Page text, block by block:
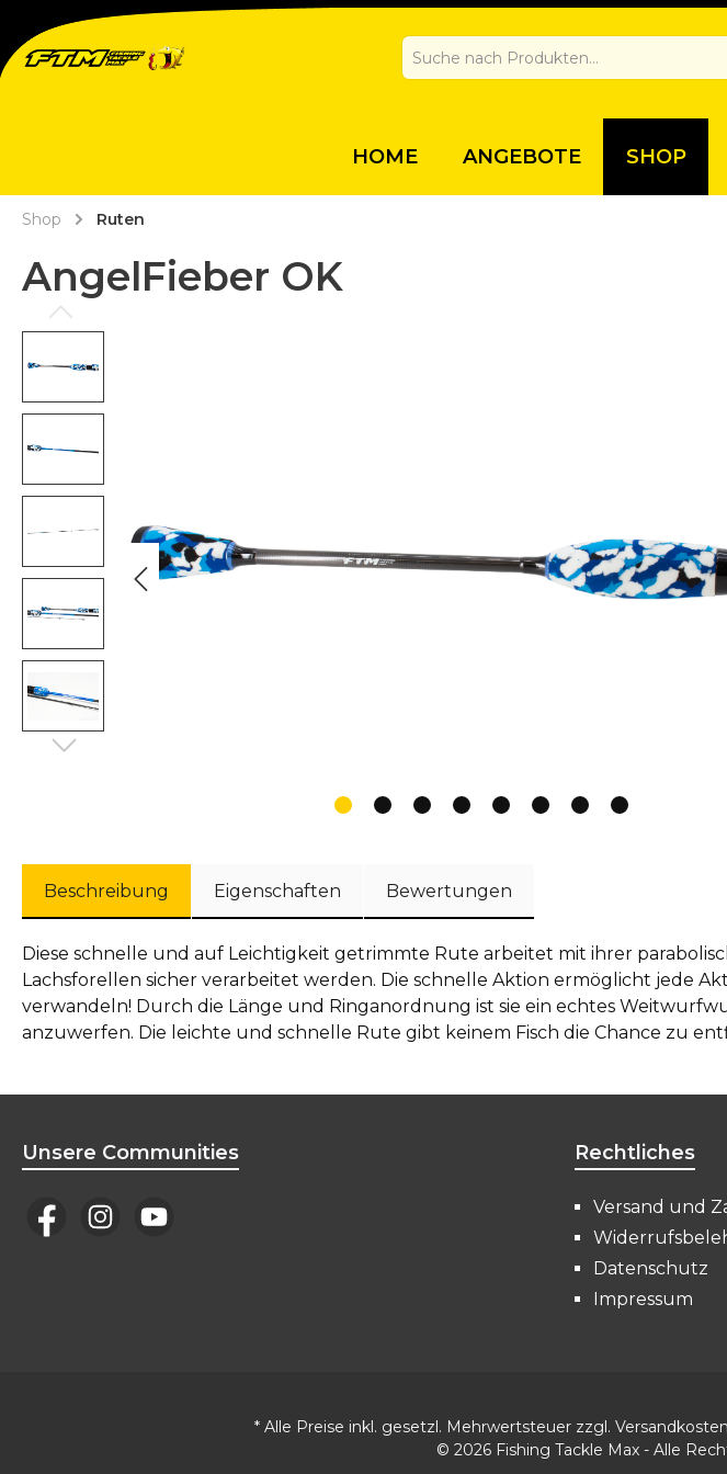
HOME ANGEBOTE SHOP
Shop Ruten
AngelFieber OK
Beschreibung Eigenschaften Bewertungen
Diese schnelle und auf Leichtigkeit getrimmte Rute arbeitet mit ihrer
Lachsforellen sicher verarbeitet werden. Die schnelle Aktion ermöglicht jede
verwandeln! Durch die Länge und Ringanordnung ist sie ein echtes
anzuwerfen. Die leichte und schnelle Rute gibt keinem Fisch die Chance zu
Unsere Communities Rechtliches
Versand und
Datenschutz
Impressum
* Alle Preise inkl. gesetzl. Mehrwertsteuer zzgl. Versandkosten
© 2026 Fishing Tackle Max - Alle